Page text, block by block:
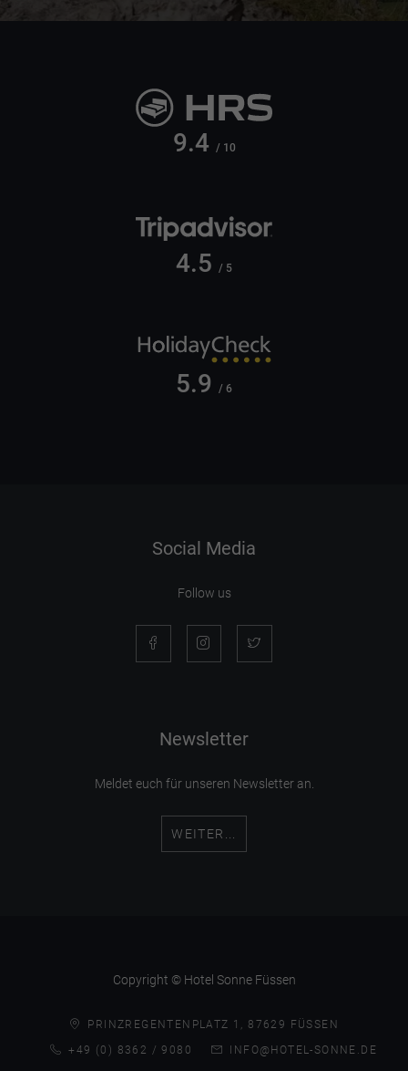
9.4 / 10
4.5 / 5
5.9 / 6
Social Media
Follow us
Newsletter
Meldet euch für unseren Newsletter an.
WEITER...
Copyright © Hotel Sonne Füssen
PRINZREGENTENPLATZ 1, 87629 FÜSSEN
+49 (0) 8362 / 9080
INFO@HOTEL-SONNE.DE